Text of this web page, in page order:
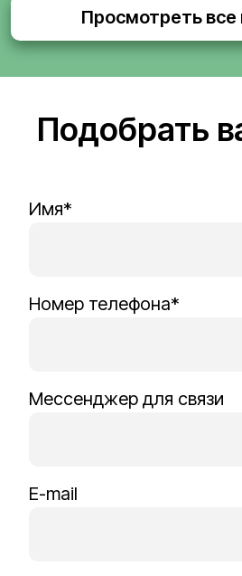
Просмотреть все
Подобрать
Имя*
Номер телефона*
Мессенджер для связи
E-mail